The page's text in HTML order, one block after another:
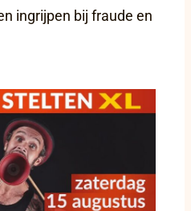
ingrijpen bij fraude en